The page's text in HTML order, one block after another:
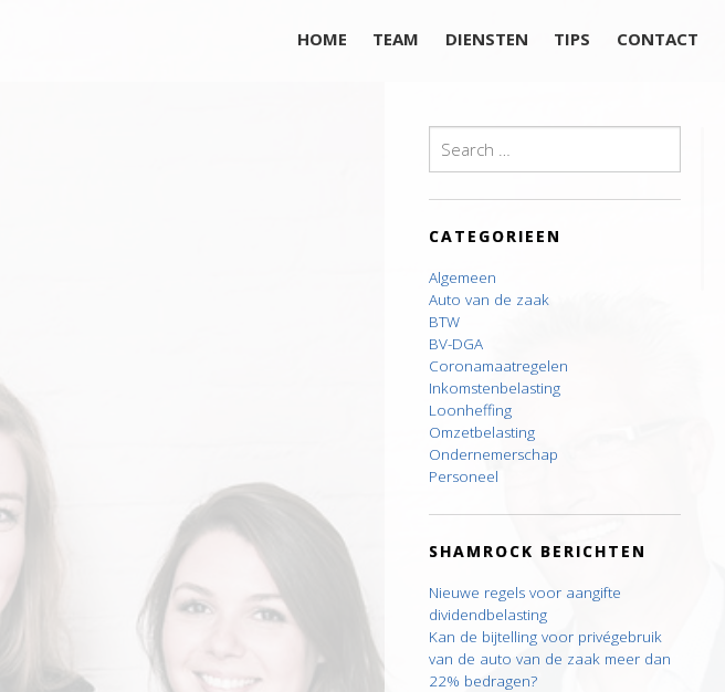
HOME TEAM DIENSTEN TIPS CONTACT
for:
CATEGORIEEN
Algemeen
Auto van de zaak
BTW
BV-DGA
Coronamaatregelen
Inkomstenbelasting
Loonheffing
Omzetbelasting
Ondernemerschap
Personeel
SHAMROCK BERICHTEN
Nieuwe regels voor aangifte
dividendbelasting
Kan de bijtelling voor privégebruik
van de auto van de zaak meer dan
22% bedragen?